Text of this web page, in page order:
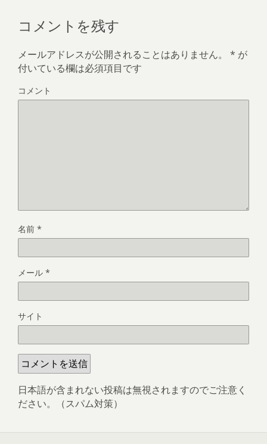
コメントを残す
メールアドレスが公開されることはありません。 * が
付いている欄は必須項目です
コメント
名前 *
メール *
サイト
日本語が含まれない投稿は無視されますのでご注意く
ださい。（スパム対策）